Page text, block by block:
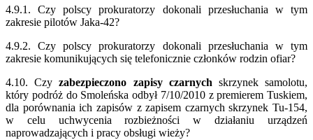
4.9.1. Czy polscy prokuratorzy dokonali przesłuchania w tym
zakresie pilotów Jaka-42?
4.9.2. Czy polscy prokuratorzy dokonali przesłuchania w tym
zakresie komunikujących się telefonicznie członków rodzin ofiar?
4.10. Czyzabezpieczono zapisy czarnych skrzynek samolotu,
który podróż do Smoleńska odbył 7/10/2010 z premierem Tuskiem,
dla porównania ich zapisów z zapisem czarnych skrzynek Tu-154,
w celu uchwycenia rozbieżności w działaniu urządzeń
naprowadzających i pracy obsługi wieży?